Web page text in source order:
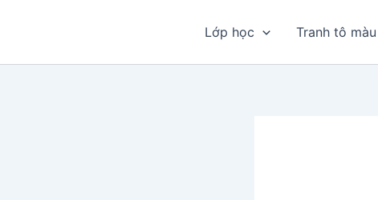
Lớp học Tranh tô màu